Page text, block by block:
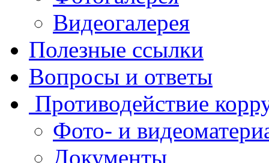
Видеогалерея
Полезные ссылки
Вопросы и ответы
Противодействие
Фото- и
Документы